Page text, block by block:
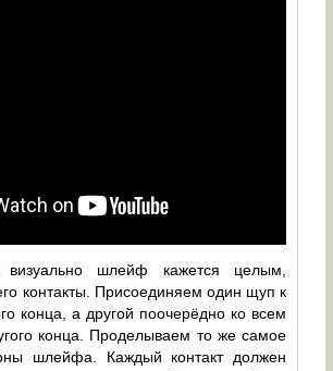
визуально шлейф кажется целым,
контакты. Присоединяем один щуп к
конца, а другой поочерёдно ко всем
конца. Проделываем то же самое
шлейфа. Каждый контакт должен